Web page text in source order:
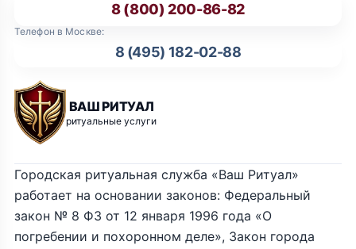
ВАШ РИТУАЛ
ритуальные услуги
8 (800) 200-86-82
Телефон в Москве:
8 (495) 182-02-88
Городская ритуальная служба «Ваш Ритуал»
работает на основании законов: Федеральный
закон № 8 ФЗ от 12 января 1996 года «О
погребении и похоронном деле», Закон города